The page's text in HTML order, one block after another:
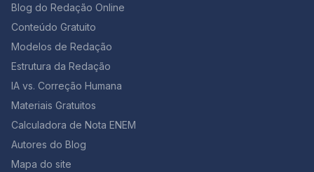
Blog do Redação Online
Conteúdo Gratuito
Modelos de Redação
Estrutura da Redação
IA vs. Correção Humana
Materiais Gratuitos
Calculadora de Nota ENEM
Autores do Blog
Mapa do site